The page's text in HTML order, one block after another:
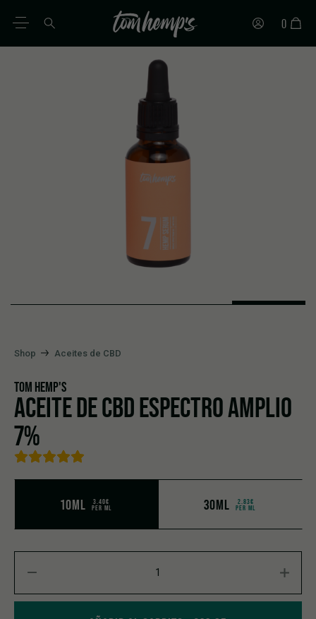
0
Shop Aceites de CBD
TOM HEMP'S
ACEITE DE CBD ESPECTRO AMPLIO
7%
10ML
3.40€
PER ML
30ML
2.83€
PER ML